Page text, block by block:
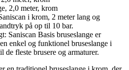
i krom, 2 meter lang og
på op til 10 bar.
Saniscan Basis bruseslange er
enkel og funktionel bruseslange i
de fleste brusere og armaturer.